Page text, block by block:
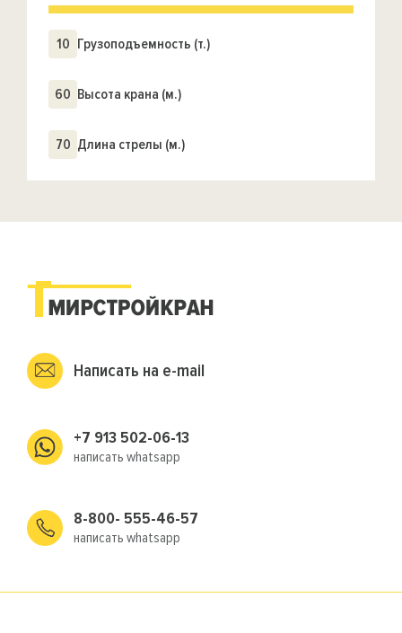
10 Грузоподъемность (т.)
60 Высота крана (м.)
70 Длина стрелы (м.)
Написать на e-mail
+7 913 502-06-13
написать whatsapp
8-800- 555-46-57
написать whatsapp